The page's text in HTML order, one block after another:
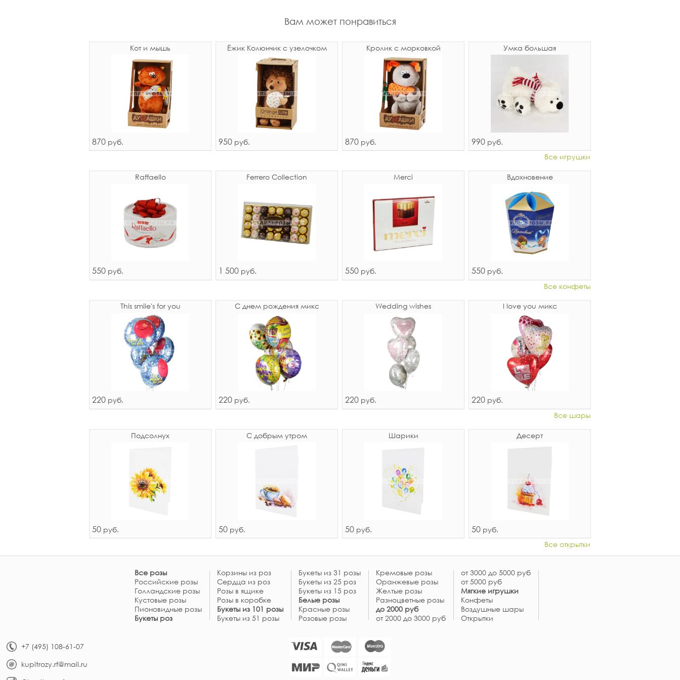
Вам может понравиться
Кот и мышь
870 руб.
Ёжик Колюнчик с узелочком
950 руб.
Кролик с морковкой
870 руб.
Умка большая
990 руб.
Все игрушки
Raffaello
550 руб.
Ferrero Collection
1 500 руб.
Merci
550 руб.
Вдохновение
550 руб.
Все конфеты
This smile's for you
220 руб.
С днем рождения микс
220 руб.
Wedding wishes
220 руб.
I love you микс
220 руб.
Все шары
Подсолнух
50 руб.
С добрым утром
50 руб.
Шарики
50 руб.
Десерт
50 руб.
Все открытки
Все розы
Российские розы
Голландские розы
Кустовые розы
Пионовидные розы
Букеты роз
Корзины из роз
Сердца из роз
Розы в ящике
Розы в коробке
Букеты из 101 розы
Букеты из 51 розы
Букеты из 31 розы
Букеты из 25 роз
Букеты из 15 роз
Белые розы
Красные розы
Розовые розы
Кремовые розы
Оранжевые розы
Желтые розы
Разноцветные розы
до 2000 руб
от 2000 до 3000 руб
от 3000 до 5000 руб
от 5000 руб
Мягкие игрушки
Конфеты
Воздушные шары
Открытки
+7 (495) 108-61-07
kupitrozy.rf@mail.ru